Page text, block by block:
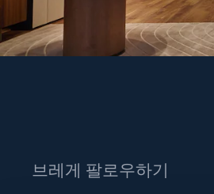
브레게 팔로우하기